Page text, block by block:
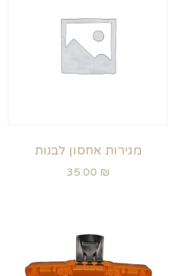
מגירות אחסון לבנות
35.00 ₪